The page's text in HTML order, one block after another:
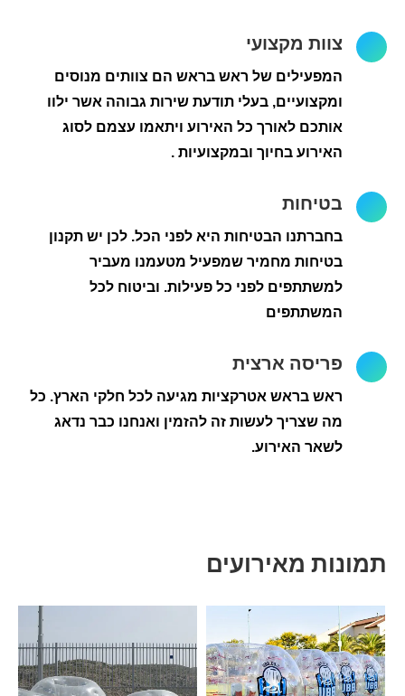
צוות מקצועי
המפעילים של ראש בראש הם צוותים מנוסים
ומקצועיים, בעלי תודעת שירות גבוהה אשר ילוו
אותכם לאורך כל האירוע ויתאמו עצמם לסוג
האירוע בחיוך ובמקצועיות .
בטיחות
בחברתנו הבטיחות היא לפני הכל. לכן יש תקנון
בטיחות מחמיר שמפעיל מטעמנו מעביר
למשתתפים לפני כל פעילות. וביטוח לכל
המשתתפים
פריסה ארצית
ראש בראש אטרקציות מגיעה לכל חלקי הארץ. כל
מה שצריך לעשות זה להזמין ואנחנו כבר נדאג
לשאר האירוע.
תמונות מאירועים